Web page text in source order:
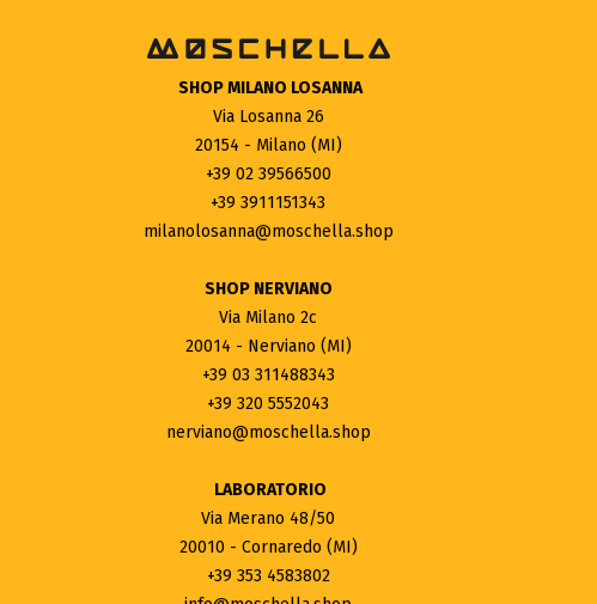
SHOP MILANO LOSANNA
Via Losanna 26
20154 - Milano (MI)
+39 02 39566500
+39 3911151343
milanolosanna@moschella.shop
SHOP NERVIANO
Via Milano 2c
20014 - Nerviano (MI)
+39 03 311488343
+39 320 5552043
nerviano@moschella.shop
LABORATORIO
Via Merano 48/50
20010 - Cornaredo (MI)
+39 353 4583802